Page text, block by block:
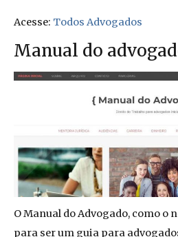
Acesse: Todos Advogados
Manual do
O Manual do Advogado, como o
para ser um guia para